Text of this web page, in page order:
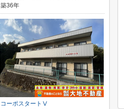
築36年
コーポスタートⅤ